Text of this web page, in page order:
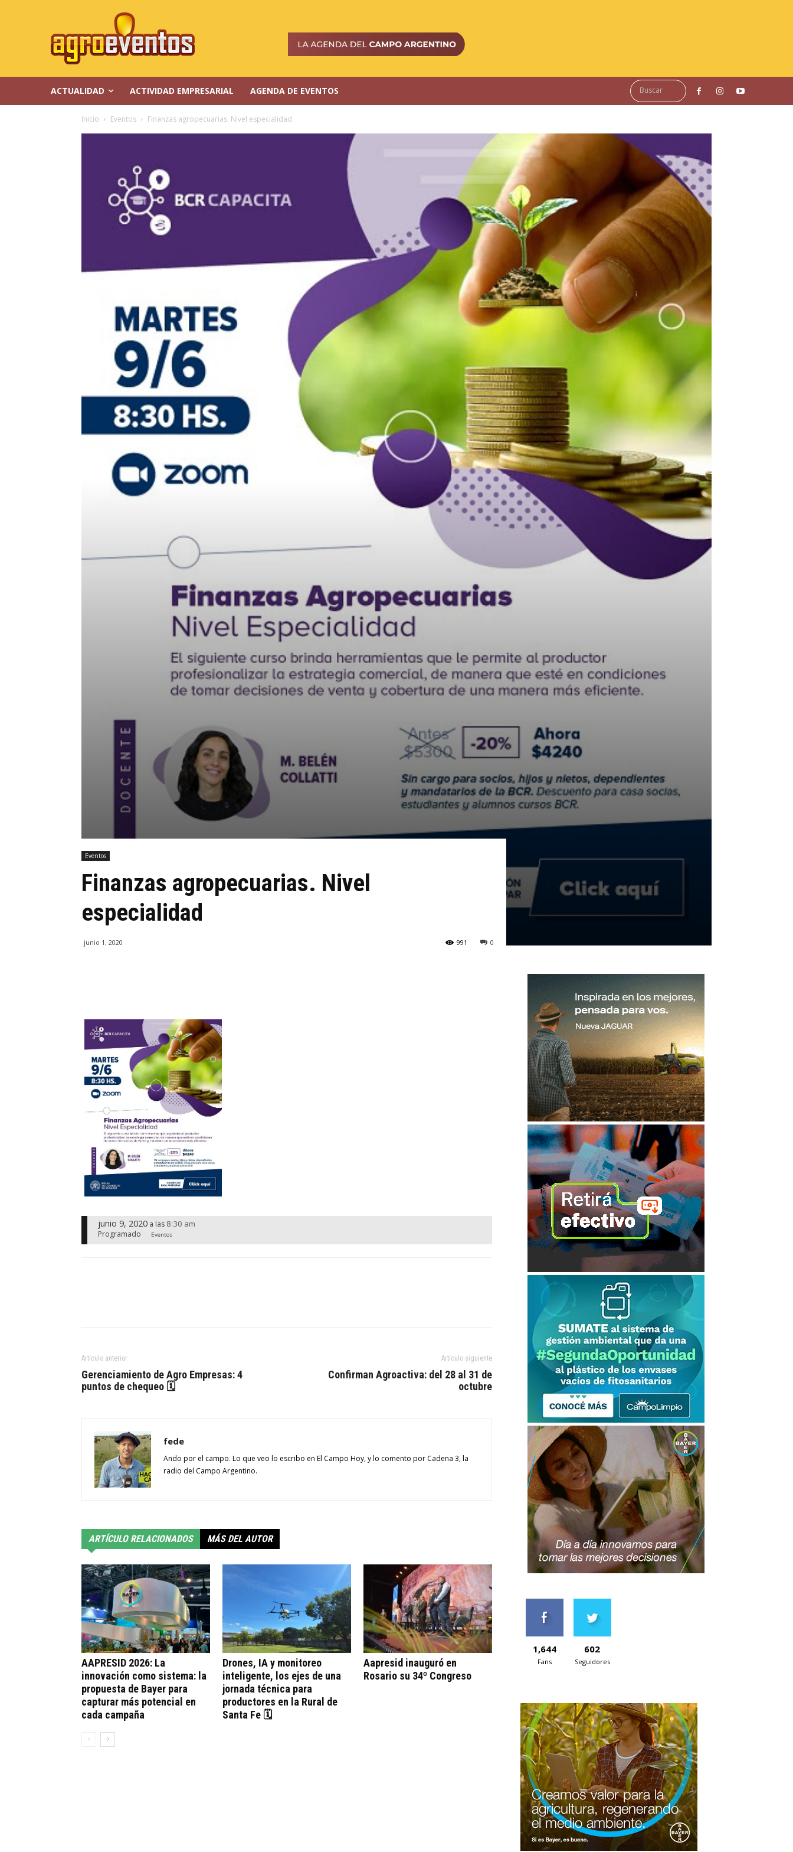
ACTUALIDAD ACTIVIDAD EMPRESARIAL AGENDA DE EVENTOS Buscar
Inicio Eventos Finanzas agropecuarias. Nivel especialidad
Eventos
Finanzas agropecuarias. Nivel
especialidad
junio 1, 2020 0
991
junio 9, 2020 a las 8:30 am
Programado Eventos
Artículo anterior
Gerenciamiento de Agro Empresas: 4
puntos de chequeo 🗓
Artículo siguiente
Confirman Agroactiva: del 28 al 31 de
octubre
fede
Ando por el campo. Lo que veo lo escribo en El Campo Hoy, y lo comento por Cadena 3, la
radio del Campo Argentino.
ARTÍCULO RELACIONADOS MÁS DEL AUTOR
AAPRESID 2026: La
innovación como sistema: la
propuesta de Bayer para
capturar más potencial en
cada campaña
Drones, IA y monitoreo
inteligente, los ejes de una
jornada técnica para
productores en la Rural de
Santa Fe 🗓
Aapresid inauguró en
Rosario su 34º Congreso
1,644
Fans
602
Seguidores